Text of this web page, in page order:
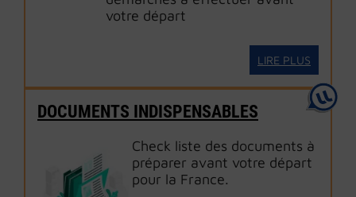
votre départ
LIRE PLUS
DOCUMENTS INDISPENSABLES
Check liste des documents à
préparer avant votre départ
pour la France.